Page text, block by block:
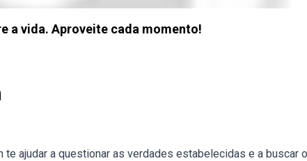
a vida. Aproveite cada momento!
ajudar a questionar as verdades estabelecidas e a buscar o